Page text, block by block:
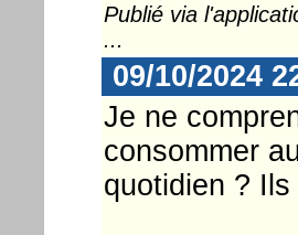
Publié via
...
09/10/2024
Je ne
consommer
quotidien ?